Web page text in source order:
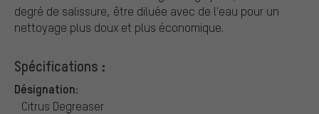
degré de salissure, être diluée avec de l'eau pour un
nettoyage plus doux et plus économique.
Spécifications :
Désignation:
Citrus Degreaser